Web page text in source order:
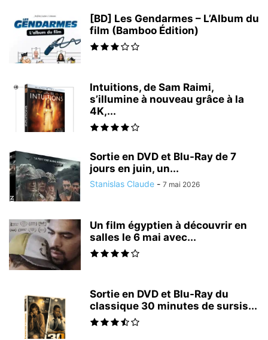
[BD] Les Gendarmes – L’Album du
film (Bamboo Édition)
Intuitions, de Sam Raimi,
s’illumine à nouveau grâce à la
4K,...
Sortie en DVD et Blu-Ray de 7
jours en juin, un...
Stanislas Claude - 7 mai 2026
Un film égyptien à découvrir en
salles le 6 mai avec...
Sortie en DVD et Blu-Ray du
classique 30 minutes de sursis...